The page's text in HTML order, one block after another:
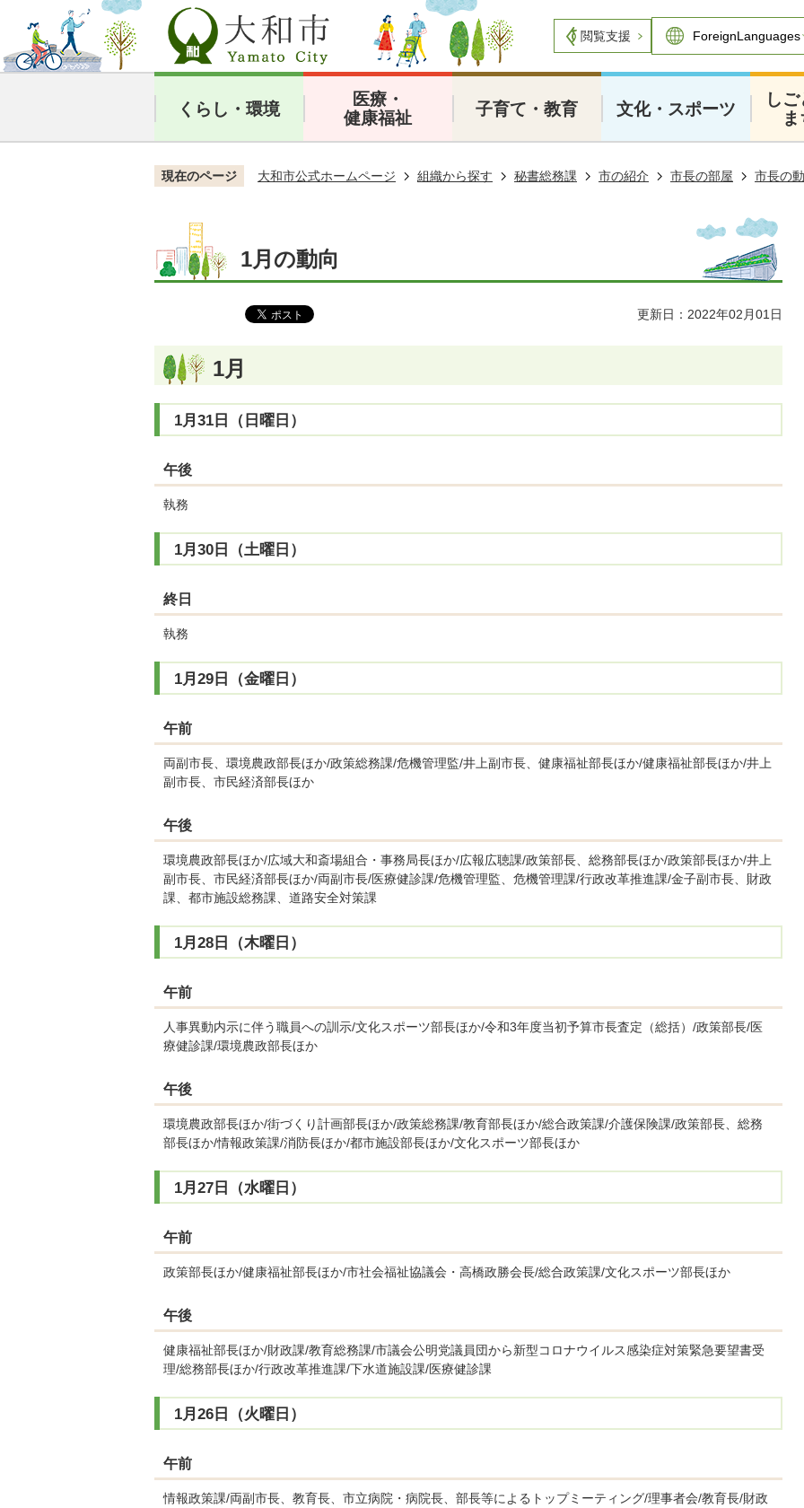
閲覧支援
くらし・環境
医療・
健康福祉
子育て・教育 文化・スポーツ
しご
現在のページ 大和市公式ホームページ 組織から探す 秘書総務課 市の紹介 市長の部屋 市長の
1月の動向
更新日：2022年02月01日
1月
1月31日（日曜日）
午後
執務
1月30日（土曜日）
終日
執務
1月29日（金曜日）
午前
両副市長、環境農政部長ほか/政策総務課/危機管理監/井上副市長、健康福祉部長ほか/健康福祉部長ほか/井上
副市長、市民経済部長ほか
午後
環境農政部長ほか/広域大和斎場組合・事務局長ほか/広報広聴課/政策部長、総務部長ほか/政策部長ほか/井上
副市長、市民経済部長ほか/両副市長/医療健診課/危機管理監、危機管理課/行政改革推進課/金子副市長、財政
課、都市施設総務課、道路安全対策課
1月28日（木曜日）
午前
人事異動内示に伴う職員への訓示/文化スポーツ部長ほか/令和3年度当初予算市長査定（総括）/政策部長/医
療健診課/環境農政部長ほか
午後
環境農政部長ほか/街づくり計画部長ほか/政策総務課/教育部長ほか/総合政策課/介護保険課/政策部長、総務
部長ほか/情報政策課/消防長ほか/都市施設部長ほか/文化スポーツ部長ほか
1月27日（水曜日）
午前
政策部長ほか/健康福祉部長ほか/市社会福祉協議会・高橋政勝会長/総合政策課/文化スポーツ部長ほか
午後
健康福祉部長ほか/財政課/教育総務課/市議会公明党議員団から新型コロナウイルス感染症対策緊急要望書受
理/総務部長ほか/行政改革推進課/下水道施設課/医療健診課
1月26日（火曜日）
午前
情報政策課/両副市長、教育長、市立病院・病院長、部長等によるトップミーティング/理事者会/教育長/財政